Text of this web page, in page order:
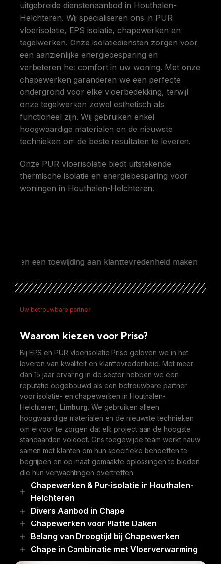
uitgebreide dienstenaanbod in Houthalen-
Helchteren. Wij specialiseren ons in PUR
vloerisolatie, EPS isolatie, chapewerken en
tegelwerken. Onze isolatiediensten zorgen voor
een aanzienlijke energiebesparing en
verbeteren het comfort in uw woning. Met onze
chapewerken garanderen we een perfecte
ondergrond voor elke vloerbedekking, terwijl
onze tegelwerken zowel esthetisch als
functioneel zijn. Wij gebruiken enkel
hoogwaardige materialen en de nieuwste
technieken om de beste resultaten te leveren.
Onze PUR vloerisolatie biedt uitstekende
thermische isolatie en energiebesparing voor
woningen in Houthalen-Helchteren.
toewijding aan klanttevredenheid maken ons de
Uw betrouwbare partner
Waarom kiezen voor Priso?
Bij EPS en PUR vloerisolatie Priso geloven we in het
leveren van kwaliteit en klanttevredenheid. Met meer
dan 15 jaar ervaring in de sector hebben we een
reputatie opgebouwd als een betrouwbare partner
voor isolatie- en chapewerken in Houthalen-
Helchteren, Limburg. We gebruiken alleen
hoogwaardige materialen en de nieuwste technieken
om ervoor te zorgen dat elk project aan de hoogste
standaarden voldoet. Ons toegewijde team werkt nauw
samen met klanten om hun specifieke behoeften te
begrijpen en op maat gemaakte oplossingen te bieden
die hun verwachtingen overtreffen.
Chapewerken & Pur-isolatie in Houthalen-
Helchteren
Divers Aanbod in Chape
Chapewerken voor Platte Daken
Belang van Droogtijd bij Chapewerken
Chape in Combinatie met Vloerverwarming